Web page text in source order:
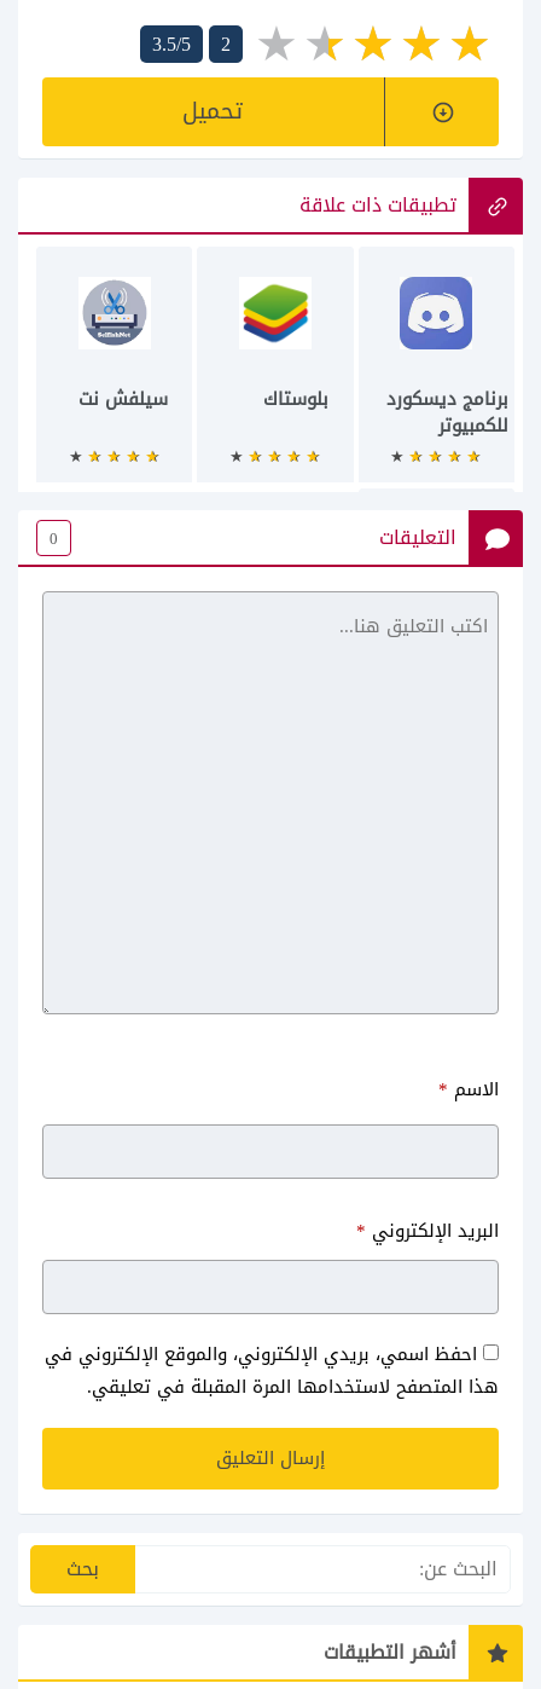
3.5/5
2
تحميل
تطبيقات ذات علاقة
برنامج ديسكورد
للكمبيوتر
بلوستاك سيلفش نت
capcut pc
التعليقات 0
الاسم *
البريد الإلكتروني *
احفظ اسمي، بريدي الإلكتروني، والموقع الإلكتروني في
هذا المتصفح لاستخدامها المرة المقبلة في تعليقي.
أشهر التطبيقات